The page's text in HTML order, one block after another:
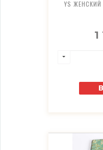
YS ЖЕНСКИЙ